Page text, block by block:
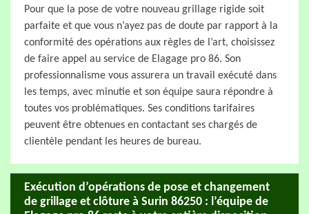
Pour que la pose de votre nouveau grillage rigide soit
parfaite et que vous n’ayez pas de doute par rapport à la
conformité des opérations aux règles de l’art, choisissez
de faire appel au service de Elagage pro 86. Son
professionnalisme vous assurera un travail exécuté dans
les temps, avec minutie et son équipe saura répondre à
toutes vos problématiques. Ses conditions tarifaires
peuvent être obtenues en contactant ses chargés de
clientèle pendant les heures de bureau.
Exécution d’opérations de pose et changement
de grillage et clôture à Surin 86250 : l’équipe de